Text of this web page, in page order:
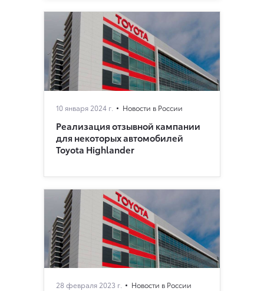
10 января 2024 г. Новости в России
Реализация отзывной кампании
для некоторых автомобилей
Toyota Highlander
28 февраля 2023 г. Новости в России